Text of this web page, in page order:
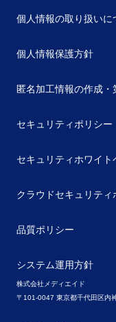
株式会社メディエイド
〒101-0047 東京都千代田区内
個人情報の取り扱いに
個人情報保護方針
匿名加工情報の作成
セキュリティポリシー
セキュリティホワイト
クラウドセキュリティ
品質ポリシー
システム運用方針